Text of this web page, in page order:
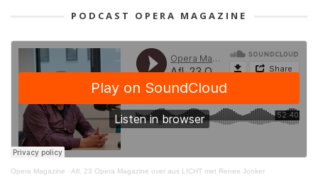
PODCAST OPERA MAGAZINE
Opera Magazine · Afl. 23 Opera Magazine over aus LICHT met Renee Jonker